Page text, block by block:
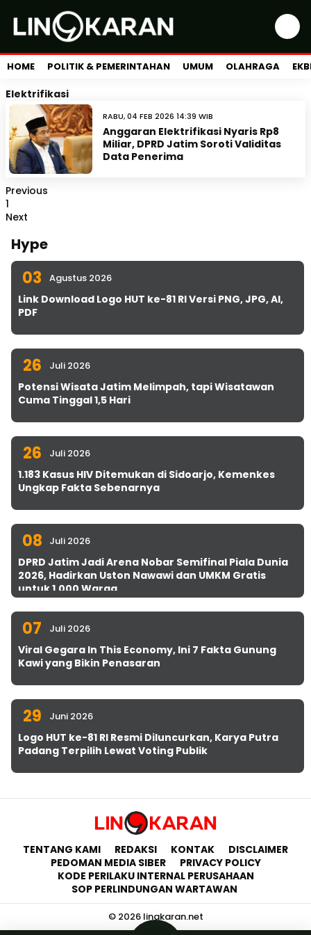
HOME POLITIK & PEMERINTAHAN UMUM OLAHRAGA
Elektrifikasi
RABU, 04 FEB 2026 14:39 WIB
Anggaran Elektrifikasi Nyaris Rp8
Miliar, DPRD Jatim Soroti Validitas
Data Penerima
Previous
1
Next
Hype
03 Agustus 2026
Link Download Logo HUT ke-81 RI Versi PNG, JPG, AI,
PDF
26 Juli 2026
Potensi Wisata Jatim Melimpah, tapi Wisatawan
Cuma Tinggal 1,5 Hari
26 Juli 2026
1.183 Kasus HIV Ditemukan di Sidoarjo, Kemenkes
Ungkap Fakta Sebenarnya
08 Juli 2026
DPRD Jatim Jadi Arena Nobar Semifinal Piala Dunia
2026, Hadirkan Uston Nawawi dan UMKM Gratis
untuk 1.000 Warga
07 Juli 2026
Viral Gegara In This Economy, Ini 7 Fakta Gunung
Kawi yang Bikin Penasaran
29 Juni 2026
Logo HUT ke-81 RI Resmi Diluncurkan, Karya Putra
Padang Terpilih Lewat Voting Publik
TENTANG KAMI REDAKSI KONTAK
DISCLAIMER
PEDOMAN MEDIA SIBER
PRIVACY POLICY
KODE PERILAKU INTERNAL PERUSAHAAN
SOP PERLINDUNGAN WARTAWAN
© 2026 lingkaran.net